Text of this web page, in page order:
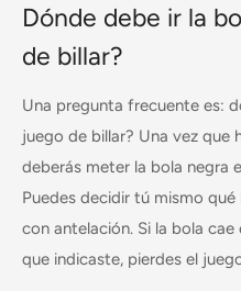
Dónde debe ir la
de billar?
Una pregunta frecuente es:
juego de billar? Una vez
deberás meter la bola negra
Puedes decidir tú mismo
con antelación. Si la bola
que indicaste, pierdes el